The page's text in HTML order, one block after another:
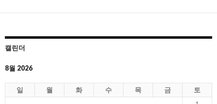
캘린더
8월 2026
일 월 화 수 목 금 토